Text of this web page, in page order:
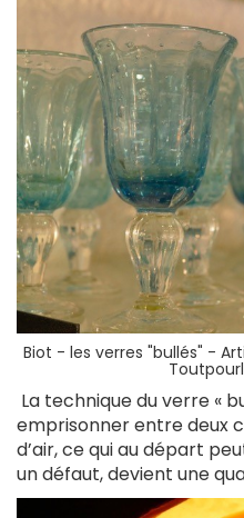
Biot - les verres "bullés" -
La technique du verre «
emprisonner entre deux
d’air, ce qui au départ
un défaut, devient une